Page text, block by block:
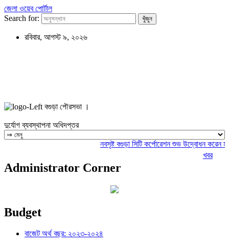
জেলা ওয়েব পোর্টাল
Search for:
রবিবার, আগস্ট ৯, ২০২৬
বগুড়া পৌরসভা ।
দুর্যোগ ব্যবস্থাপনা অধিদপ্তর
নবসৃষ্ট বগুড়া সিটি কর্পোরেশন শুভ উদ্বোধন করেন
খবর
Administrator Corner
Budget
বাজেট অর্থ বছর: ২০২৩-২০২৪